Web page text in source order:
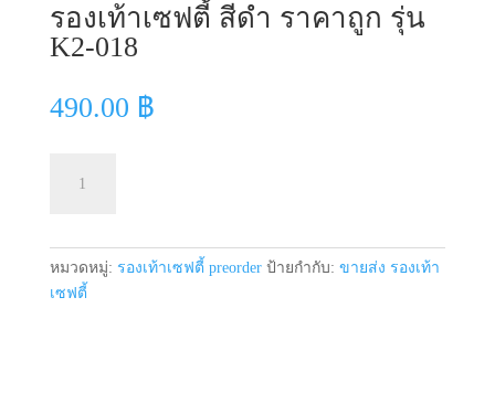
รองเท้าเซฟตี้ สีดำ ราคาถูก รุ่น
K2-018
490.00 ฿
รองเท้า
ราคา
ถูก
หมวดหมู่: รองเท้าเซฟตี้ preorder ป้ายกำกับ: ขายส่ง รองเท้า
เซฟตี้